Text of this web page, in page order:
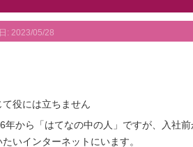
: 2023/05/28
て役には立ちません
年から「はてなの中の人」ですが、入社
たいインターネットにいます。